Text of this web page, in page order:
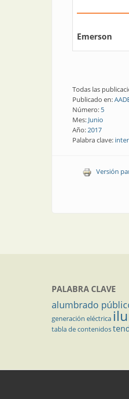
Emerson
Todas las
Publicado en:
Número: 5
Mes: Junio
Año:2017
Palabra clave:
Versión
PALABRA CLAVE
alumbrado
generación eléctrica
tabla de contenidos